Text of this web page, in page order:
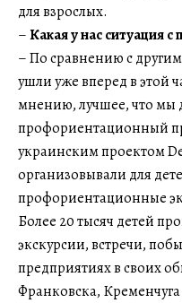
для взрослых.
–Какая у нас ситуация
– По сравнению с
ушли уже вперед в этой
мнению, лучшее, что мы
профориентационный
украинским проектом
организовывали для
профориентационные
Более 20 тысяч детей
экскурсии, встречи,
предприятиях в своих
Франковска,